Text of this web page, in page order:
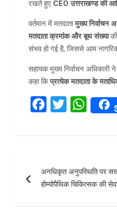
रखते हुए CEO उत्तराखण्ड की
वर्तमान में मतदातामुख्य निर्वाचन
मतदाता क्रमांक और बूथ संख्या
संभव हो गई है, जिससे आम
सहायक मुख्य निर्वाचन
कहा किप्रत्येक मतदाता के
F
ce
o
o
k
T
tt
W
at
A
p
p
navigation
अनधिकृत अनुपस्थिति पर
होम्योपैथिक चिकित्सक की